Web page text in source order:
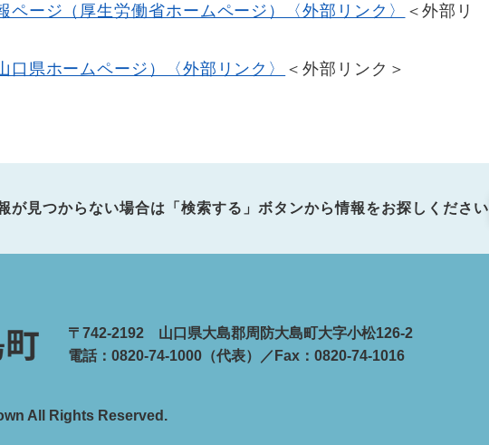
ページ（厚生労働省ホームページ）〈外部リンク〉
＜外部リ
口県ホームページ）〈外部リンク〉
＜外部リンク＞
が見つからない場合は「検索する」ボタンから情報をお探しください
〒742-2192 山口県大島郡周防大島町大字小松126-2
電話：0820-74-1000（代表）／Fax：0820-74-1016
All Rights Reserved.